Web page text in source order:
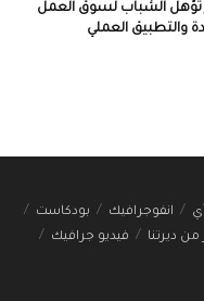
تؤهل الشباب لسوق العمل
والتطبيق العملي
انفوجرافيك
بودكاست
ديرتنا
فيديو جرافيك